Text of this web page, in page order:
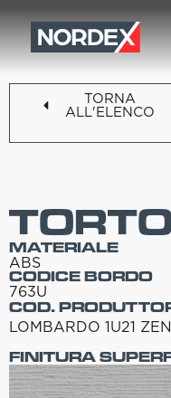
TORNA
ALL'ELENCO
MATERIALE
ABS
CODICE BORDO
763U
COD.
LOMBARDO 1U21 ZEN
FINITURA